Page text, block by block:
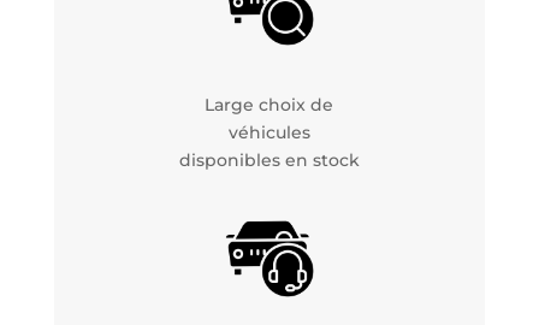
Large choix de
véhicules
disponibles en stock